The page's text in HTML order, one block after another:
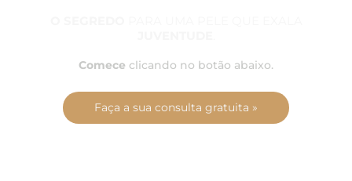
Comece clicando no botão abaixo.
Faça a sua consulta gratuita »